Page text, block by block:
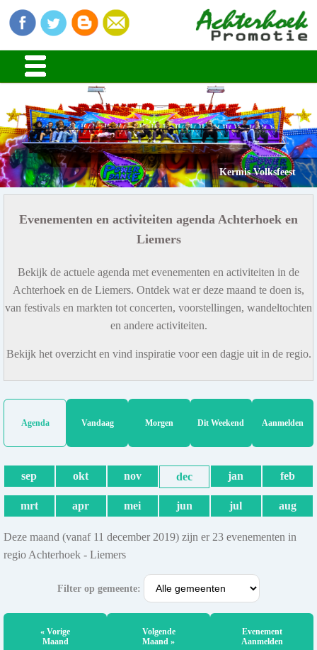
Kermis Volksfeest
Evenementen en activiteiten agenda Achterhoek en
Liemers
Bekijk de actuele agenda met evenementen en activiteiten in de
Achterhoek en de Liemers. Ontdek wat er deze maand te doen is,
van festivals en markten tot concerten, voorstellingen, wandeltochten
en andere activiteiten.
Bekijk het overzicht en vind inspiratie voor een dagje uit in de regio.
Agenda Vandaag Morgen Dit Weekend Aanmelden
sep okt nov dec jan feb
mrt apr mei jun jul aug
Deze maand (vanaf 11 december 2019) zijn er 23 evenementen in
regio Achterhoek - Liemers
Filter op gemeente:
« Vorige
Maand
Volgende
Maand »
Evenement
Aanmelden